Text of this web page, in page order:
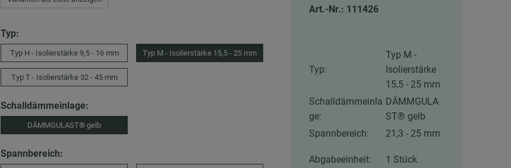
Typ:
Typ H - Isolierstärke 9,5 - 16 mm Typ M - Isolierstärke 15,5 - 25 mm
Typ T - Isolierstärke 32 - 45 mm
Schalldämmeinlage:
DÄMMGULAST® gelb
Spannbereich:
Art.-Nr.: 111426
Typ:
Typ M -
Isolierstärke
15,5 - 25 mm
Schalldämmeinla
ge:
DÄMMGULA
ST® gelb
Spannbereich:
21,3 - 25 mm
Abgabeeinheit:
1 Stück